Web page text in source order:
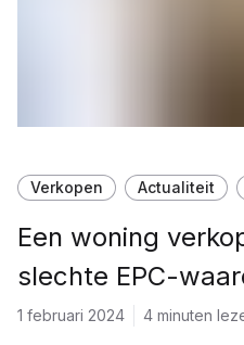
Verkopen Actualiteit
Een woning
slechte EPC-
1 februari 2024 4 minuten